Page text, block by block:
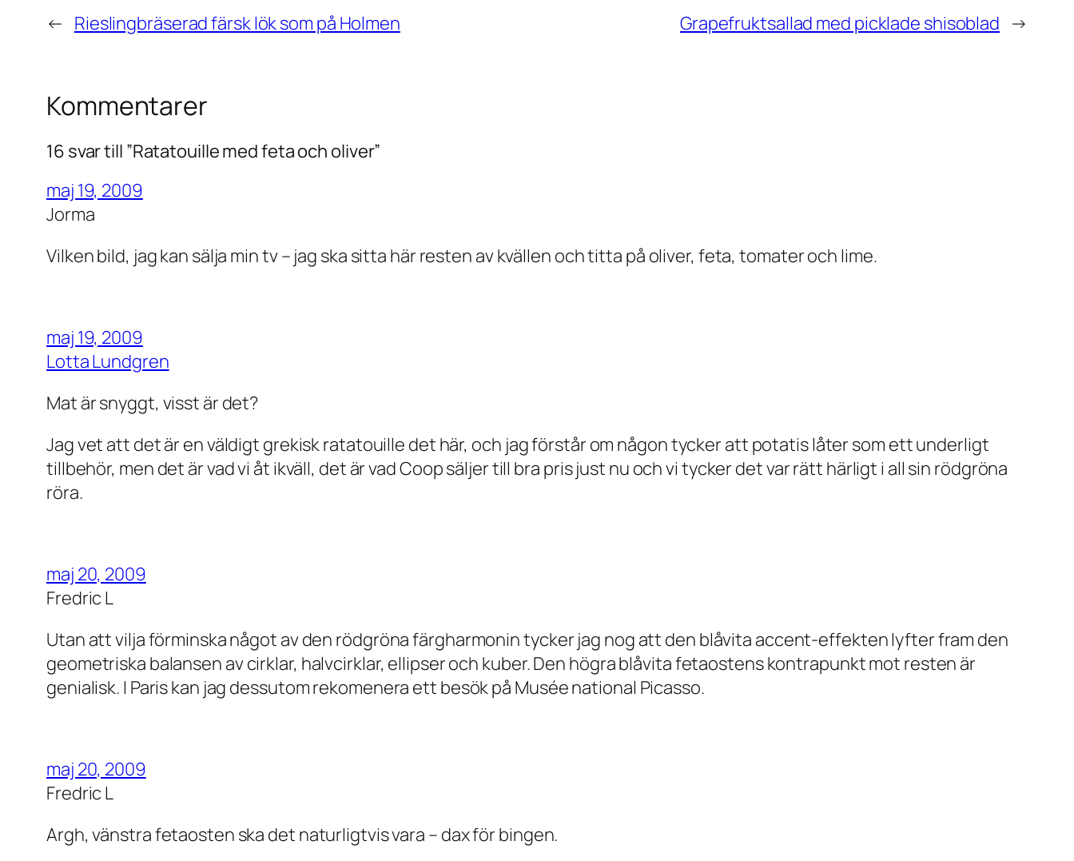
← Rieslingbräserad färsk lök som på Holmen Grapefruktsallad med picklade shisoblad →
Kommentarer
16 svar till ”Ratatouille med feta och oliver”
maj 19, 2009
Jorma
Vilken bild, jag kan sälja min tv – jag ska sitta här resten av kvällen och titta på oliver, feta, tomater och lime.
maj 19, 2009
Lotta Lundgren
Mat är snyggt, visst är det?
Jag vet att det är en väldigt grekisk ratatouille det här, och jag förstår om någon tycker att potatis låter som ett underligt
tillbehör, men det är vad vi åt ikväll, det är vad Coop säljer till bra pris just nu och vi tycker det var rätt härligt i all sin rödgröna
röra.
maj 20, 2009
Fredric L
Utan att vilja förminska något av den rödgröna färgharmonin tycker jag nog att den blåvita accent-effekten lyfter fram den
geometriska balansen av cirklar, halvcirklar, ellipser och kuber. Den högra blåvita fetaostens kontrapunkt mot resten är
genialisk. I Paris kan jag dessutom rekomenera ett besök på Musée national Picasso.
maj 20, 2009
Fredric L
Argh, vänstra fetaosten ska det naturligtvis vara – dax för bingen.